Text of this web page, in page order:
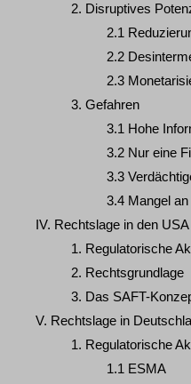
2. Disruptives
2.1
2.2
2.3
3. Gefahren
3.1 Hohe
3.2 Nur eine
3.3
3.4 Mangel
IV. Rechtslage in den USA
1. Regulatorische
2. Rechtsgrundlage
3. Das SAFT-
V. Rechtslage in
1. Regulatorische
1.1 ESMA